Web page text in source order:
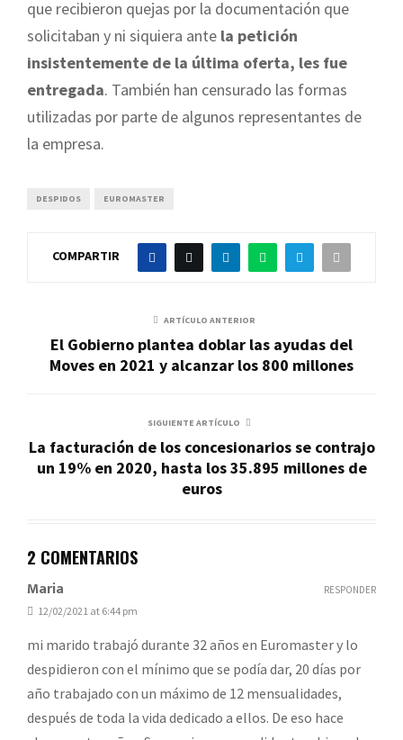
que recibieron quejas por la documentación que
solicitaban y ni siquiera ante la petición
insistentemente de la última oferta, les fue
entregada. También han censurado las formas
utilizadas por parte de algunos representantes de
la empresa.
DESPIDOS EUROMASTER
COMPARTIR
ARTÍCULO ANTERIOR
El Gobierno plantea doblar las ayudas del
Moves en 2021 y alcanzar los 800 millones
SIGUIENTE ARTÍCULO
La facturación de los concesionarios se contrajo
un 19% en 2020, hasta los 35.895 millones de
euros
2 COMENTARIOS
Maria
12/02/2021 at 6:44 pm
mi marido trabajó durante 32 años en Euromaster y lo
despidieron con el mínimo que se podía dar, 20 días por
año trabajado con un máximo de 12 mensualidades,
después de toda la vida dedicado a ellos. De eso hace
RESPONDER